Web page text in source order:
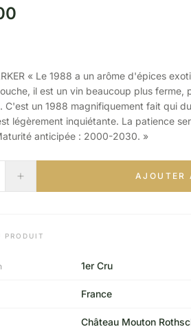
« Le 1988 a un arôme d'épices
il est un vin beaucoup plus ferme,
C'est un 1988 magnifiquement fait qui
légèrement inquiétante. La patience
anticipée : 2000-2030. »
AJOUTER
PRODUIT
1er Cru
France
Château Mouton